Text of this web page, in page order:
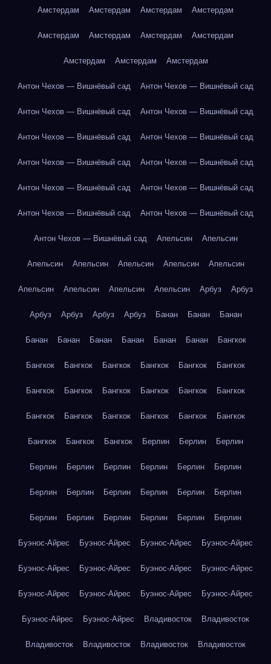
Амстердам Амстердам Амстердам Амстердам
Амстердам Амстердам Амстердам Амстердам
Амстердам Амстердам Амстердам
Антон Чехов — Вишнёвый сад Антон Чехов — Вишнёвый сад
Антон Чехов — Вишнёвый сад Антон Чехов — Вишнёвый сад
Антон Чехов — Вишнёвый сад Антон Чехов — Вишнёвый сад
Антон Чехов — Вишнёвый сад Антон Чехов — Вишнёвый сад
Антон Чехов — Вишнёвый сад Антон Чехов — Вишнёвый сад
Антон Чехов — Вишнёвый сад Антон Чехов — Вишнёвый сад
Антон Чехов — Вишнёвый сад Апельсин Апельсин
Апельсин Апельсин Апельсин Апельсин Апельсин
Апельсин Апельсин Апельсин Апельсин Арбуз Арбуз
Арбуз Арбуз Арбуз Арбуз Банан Банан Банан
Банан Банан Банан Банан Банан Банан Бангкок
Бангкок Бангкок Бангкок Бангкок Бангкок Бангкок
Бангкок Бангкок Бангкок Бангкок Бангкок Бангкок
Бангкок Бангкок Бангкок Бангкок Бангкок Бангкок
Бангкок Бангкок Бангкок Берлин Берлин Берлин
Берлин Берлин Берлин Берлин Берлин Берлин
Берлин Берлин Берлин Берлин Берлин Берлин
Берлин Берлин Берлин Берлин Берлин Берлин
Буэнос-Айрес Буэнос-Айрес Буэнос-Айрес Буэнос-Айрес
Буэнос-Айрес Буэнос-Айрес Буэнос-Айрес Буэнос-Айрес
Буэнос-Айрес Буэнос-Айрес Буэнос-Айрес Буэнос-Айрес
Буэнос-Айрес Буэнос-Айрес Владивосток Владивосток
Владивосток Владивосток Владивосток Владивосток